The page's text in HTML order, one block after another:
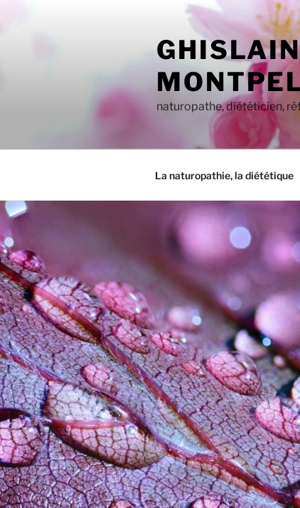
naturopathe, diététicien,
La naturopathie, la diététique